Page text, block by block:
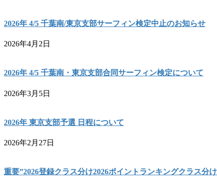
2026年 4/5 千葉南/東京支部サーフィン検定中止のお知らせ
2026年4月2日
2026年 4/5 千葉南・東京支部合同サーフィン検定について
2026年3月5日
2026年 東京支部予選 日程について
2026年2月27日
重要”2026登録クラス分け2026ポイントランキングクラス分